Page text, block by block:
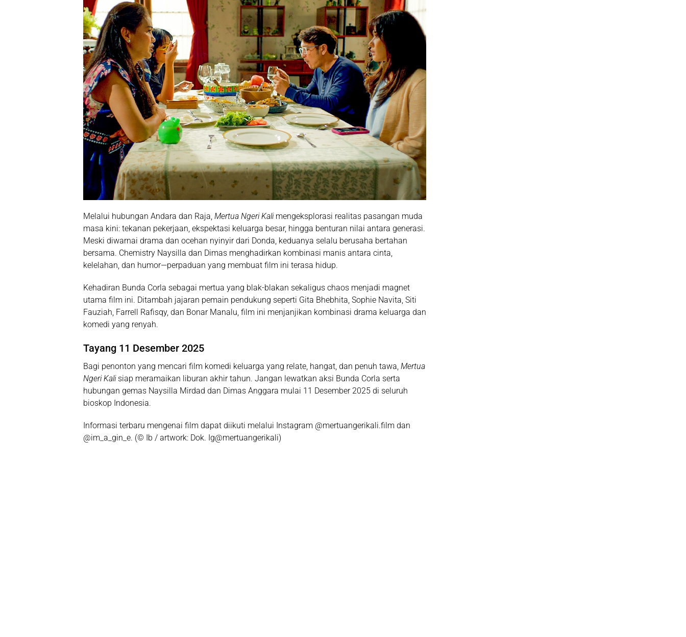
Melalui hubungan Andara dan Raja, Mertua Ngeri Kalimengeksplorasi realitas pasangan muda
masa kini: tekanan pekerjaan, ekspektasi keluarga besar, hingga benturan nilai antara generasi.
Meski diwarnai drama dan ocehan nyinyir dari Donda, keduanya selalu berusaha bertahan
bersama. Chemistry Naysilla dan Dimas menghadirkan kombinasi manis antara cinta,
kelelahan, dan humor—perpaduan yang membuat film ini terasa hidup.
Kehadiran Bunda Corla sebagai mertua yang blak-blakan sekaligus chaos menjadi magnet
utama film ini. Ditambah jajaran pemain pendukung seperti Gita Bhebhita, Sophie Navita, Siti
Fauziah, Farrell Rafisqy, dan Bonar Manalu, film ini menjanjikan kombinasi drama keluarga dan
komedi yang renyah.
Tayang 11 Desember 2025
Bagi penonton yang mencari film komedi keluarga yang relate, hangat, dan penuh tawa, Mertua
Ngeri Kalisiap meramaikan liburan akhir tahun. Jangan lewatkan aksi Bunda Corla serta
hubungan gemas Naysilla Mirdad dan Dimas Anggara mulai 11 Desember 2025 di seluruh
bioskop Indonesia.
Informasi terbaru mengenai film dapat diikuti melalui Instagram @mertuangerikali.film dan
@im_a_gin_e. (© Ib / artwork: Dok. Ig@mertuangerikali)